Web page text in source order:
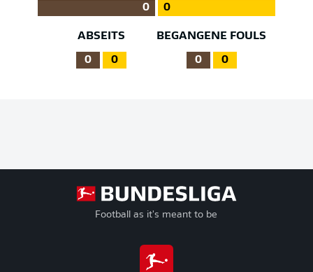
0 0
ABSEITS
0 0
BEGANGENE FOULS
0 0
Football as it's meant to be